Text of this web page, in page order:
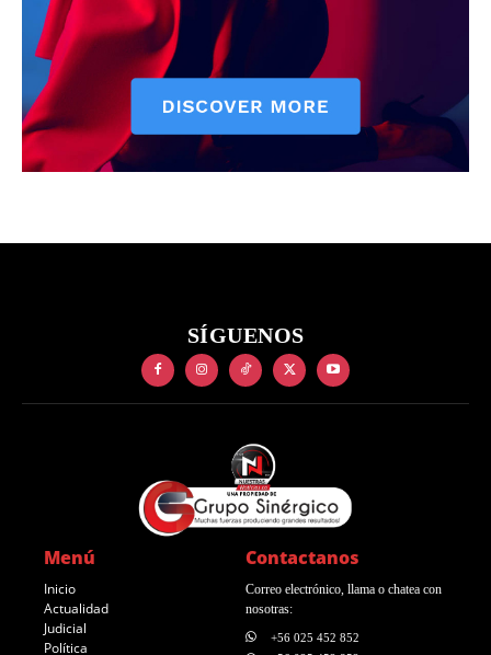
SÍGUENOS
Menú
Inicio
Actualidad
Judicial
Política
Contactanos
Correo electrónico, llama o chatea con
nosotras:
+56 025 452 852